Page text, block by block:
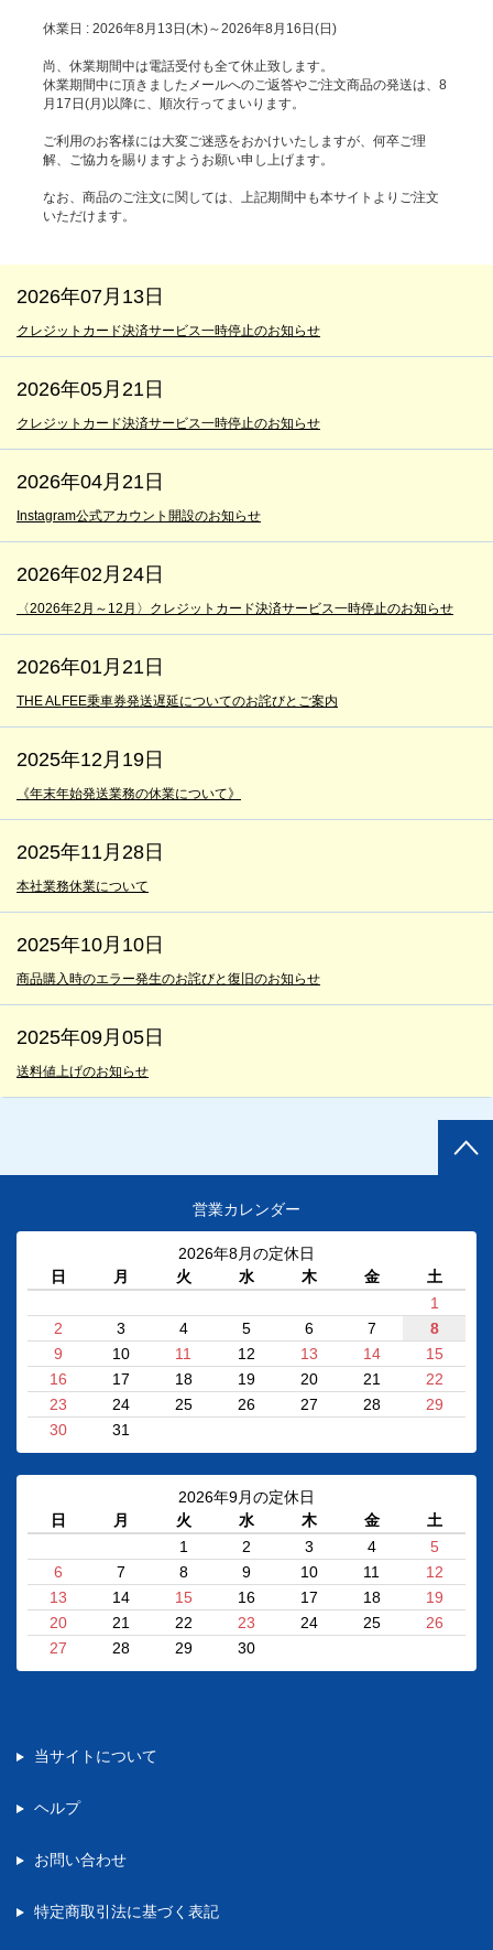
休業日 : 2026年8月13日(木)～2026年8月16日(日)
尚、休業期間中は電話受付も全て休止致します。
休業期間中に頂きましたメールへのご返答やご注文商品の発送は、8
月17日(月)以降に、順次行ってまいります。
ご利用のお客様には大変ご迷惑をおかけいたしますが、何卒ご理
解、ご協力を賜りますようお願い申し上げます。
なお、商品のご注文に関しては、上記期間中も本サイトよりご注文
いただけます。
2026年07月13日
クレジットカード決済サービス一時停止のお知らせ
2026年05月21日
クレジットカード決済サービス一時停止のお知らせ
2026年04月21日
Instagram公式アカウント開設のお知らせ
2026年02月24日
〈2026年2月～12月〉クレジットカード決済サービス一時停止のお知らせ
2026年01月21日
THE ALFEE乗車券発送遅延についてのお詫びとご案内
2025年12月19日
《年末年始発送業務の休業について》
2025年11月28日
本社業務休業について
2025年10月10日
商品購入時のエラー発生のお詫びと復旧のお知らせ
2025年09月05日
送料値上げのお知らせ
営業カレンダー
2026年8月の定休日
日
月 火 水 木 金
土
1
2
3 4 5 6 7
8
9
10 11 12 13 14
15
16
17 18 19 20 21
22
23
24 25 26 27 28
29
30
31
2026年9月の定休日
日
月 火 水 木 金
土
1
2 3 4
5
6
7 8 9 10 11
12
13
14 15 16 17 18
19
20
21 22 23 24 25
26
27
28 29 30
当サイトについて
ヘルプ
お問い合わせ
特定商取引法に基づく表記